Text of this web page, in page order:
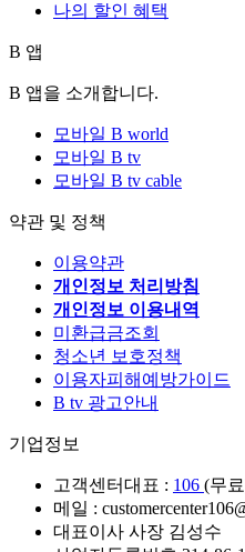
나의 할인 혜택
B 앱
B 앱을 소개합니다.
모바일 B world
모바일 B tv
모바일 B tv cable
약관 및 정책
이용약관
개인정보 처리방침
개인정보 이용내역
미환급금조회
청소년 보호정책
이용자피해예방가이드
B tv 광고안내
기업정보
고객센터대표 : 106 (무
메일 :
대표이사 사장 김성수